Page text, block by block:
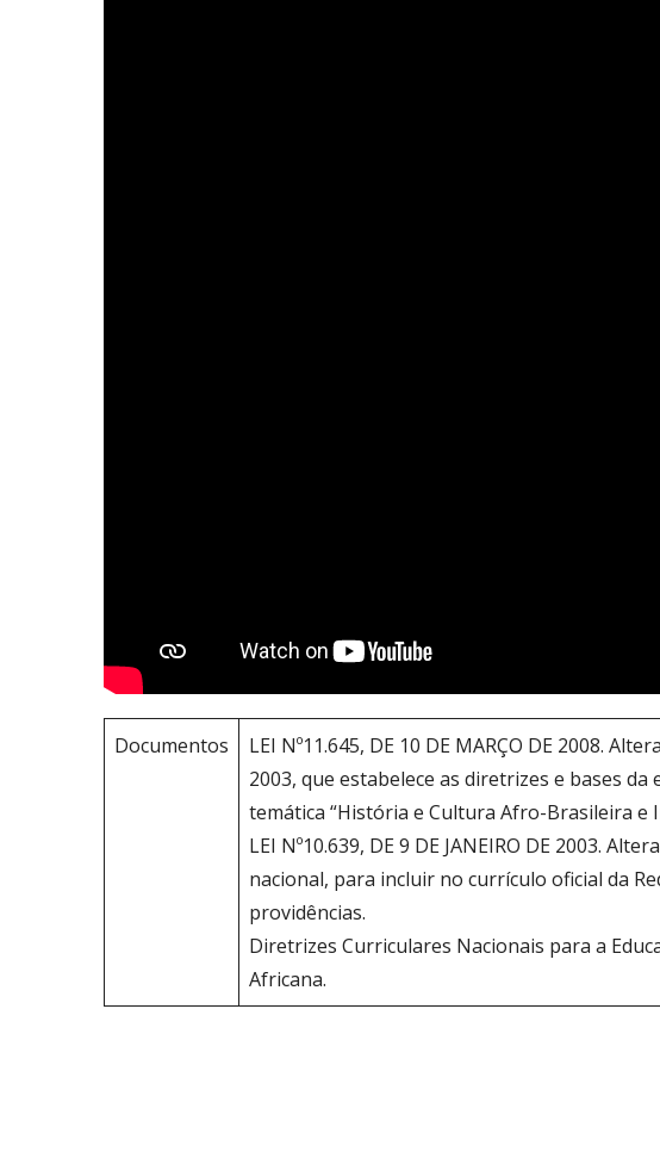
Documentos
LEI Nº11.645, DE 10 DE MARÇO DE 2008.
2003, que estabelece as diretrizes e bases
temática “História e Cultura Afro-Brasileira e
LEI Nº10.639, DE 9 DE JANEIRO DE 2003.
nacional, para incluir no currículo oficial da
providências.
Diretrizes Curriculares Nacionais para a
Africana.